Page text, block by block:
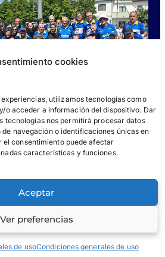
cookies
utilizamos tecnologías como
o acceder a información del dispositivo. Dar
tecnologías nos permitirá procesar datos
navegación o identificaciones únicas en
el consentimiento puede afectar
características y funciones.
Aceptar
Ver preferencias
de usoCondiciones generales de uso
© 2024 WABOL y sus afiliados